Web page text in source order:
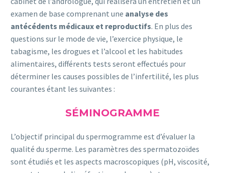
examen de base comprenant une analyse des
antécédents médicaux et reproductifs. En plus des
questions sur le mode de vie, l’exercice physique, le
tabagisme, les drogues et l’alcool et les habitudes
alimentaires, différents tests seront effectués pour
déterminer les causes possibles de l’infertilité, les plus
courantes étant les suivantes :
SÉMINOGRAMME
L’objectif principal du spermogramme est d’évaluer la
qualité du sperme. Les paramètres des spermatozoïdes
sont étudiés et les aspects macroscopiques (pH, viscosité,